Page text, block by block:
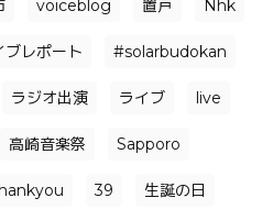
voiceblog 置戸 Nhk
ブレポート #solarbudokan
ラジオ出演 ライブ live
高崎音楽祭 Sapporo
39 生誕の日